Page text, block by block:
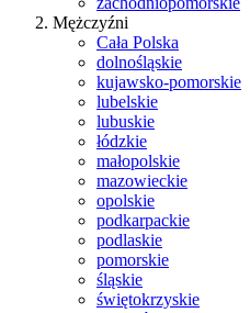
Mężczyźni
Cała Polska
dolnośląskie
kujawsko-pomorskie
lubelskie
lubuskie
łódzkie
małopolskie
mazowieckie
opolskie
podkarpackie
podlaskie
pomorskie
śląskie
świętokrzyskie